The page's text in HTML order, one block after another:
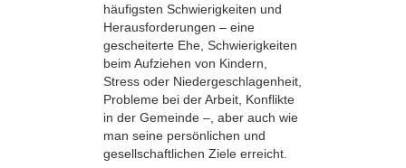
häufigsten Schwierigkeiten und
Herausforderungen – eine
gescheiterte Ehe, Schwierigkeiten
beim Aufziehen von Kindern,
Stress oder Niedergeschlagenheit,
Probleme bei der Arbeit, Konflikte
in der Gemeinde –, aber auch wie
man seine persönlichen und
gesellschaftlichen Ziele erreicht.